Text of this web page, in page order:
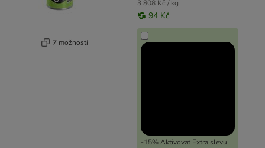
7 možností
3 808 Kč / kg
94 Kč
-15% Aktivovat Extra slevu